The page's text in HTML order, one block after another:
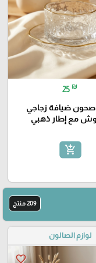
25 ₪
ضيافة زجاجي
مع إطار ذهبي
add_shopping_cart
209 منتج
لوازم الصالون
favorite_border